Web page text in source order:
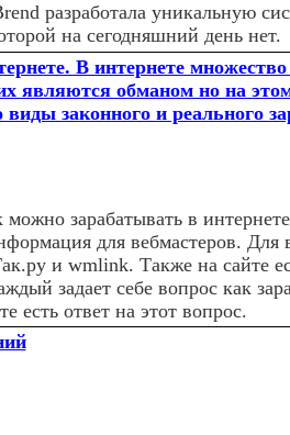
разработала уникальную
на сегодняшний день нет.
В интернете множество
являются обманом но на
законного и реального
зарабатывать в
для вебмастеров. Для
и wmlink. Также на сайте
задает себе вопрос как
есть ответ на этот вопрос.